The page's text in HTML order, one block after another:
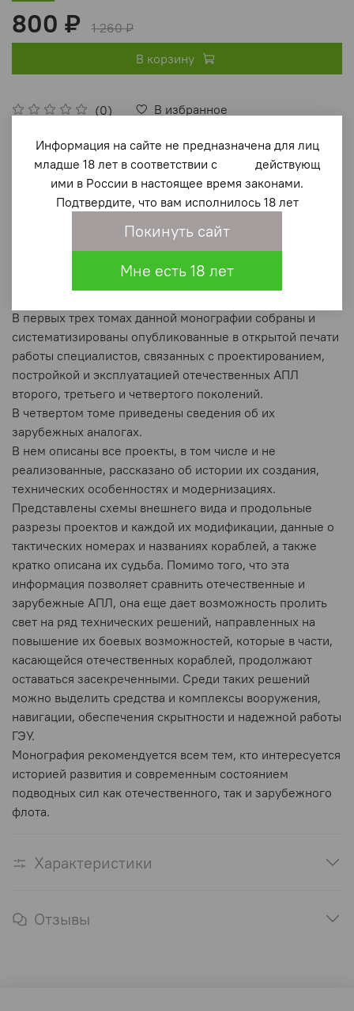
(0) В избранное
800 ₽
1 260 ₽
В корзину
Описание
В первых трех томах данной монографии собраны и
систематизированы опубликованные в открытой печати
работы специалистов, связанных с проектированием,
постройкой и эксплуатацией отечественных АПЛ
второго, третьего и четвертого поколений.
В четвертом томе приведены сведения об их
зарубежных аналогах.
В нем описаны все проекты, в том числе и не
реализованные, рассказано об истории их создания,
технических особенностях и модернизациях.
Представлены схемы внешнего вида и продольные
разрезы проектов и каждой их модификации, данные о
тактических номерах и названиях кораблей, а также
кратко описана их судьба. Помимо того, что эта
информация позволяет сравнить отечественные и
зарубежные АПЛ, она еще дает возможность пролить
свет на ряд технических решений, направленных на
повышение их боевых возможностей, которые в части,
касающейся отечественных кораблей, продолжают
оставаться засекреченными. Среди таких решений
можно выделить средства и комплексы вооружения,
навигации, обеспечения скрытности и надежной работы
ГЭУ.
Монография рекомендуется всем тем, кто интересуется
историей развития и современным состоянием
подводных сил как отечественного, так и зарубежного
флота.
Характеристики
Отзывы
Информация на сайте не предназначена для лиц
младше 18 лет в соответствии с действующ
ими в России в настоящее время законами.
Подтвердите, что вам исполнилось 18 лет
Покинуть сайт
Мне есть 18 лет